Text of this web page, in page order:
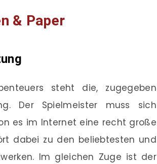
& Paper
steht die, zugegeben
Der Spielmeister muss sich
es im Internet eine recht große
dabei zu den beliebtesten und
Im gleichen Zuge ist der